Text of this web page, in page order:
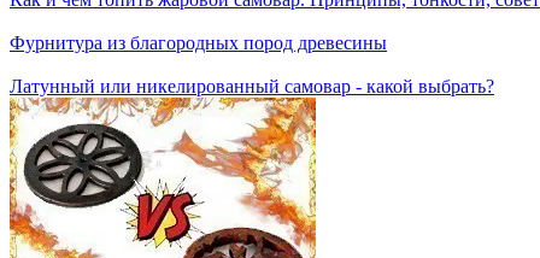
Фурнитура из благородных пород древесины
Латунный или никелированный самовар - какой выбрать?